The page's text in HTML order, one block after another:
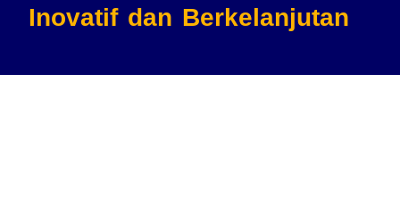
Inovatif dan Berkelanjutan